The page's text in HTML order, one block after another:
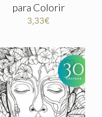
para Colorir
3,33€